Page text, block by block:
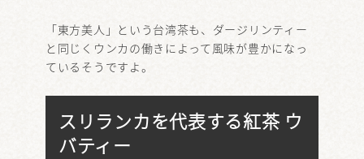
「東方美人」という台湾茶も、ダージリンティー
と同じくウンカの働きによって風味が豊かになっ
ているそうですよ。
スリランカを代表する紅茶 ウ
バティー